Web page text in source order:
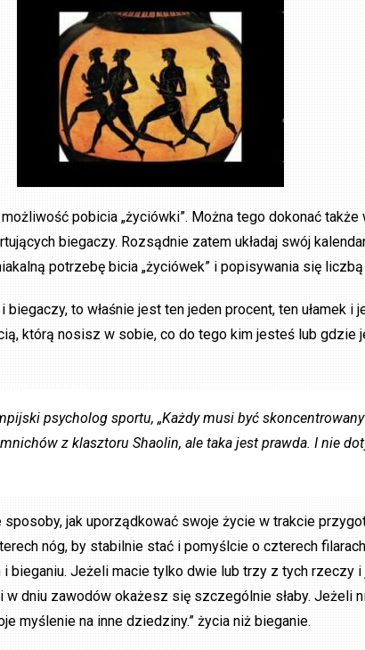
pobicia „życiówki”. Można tego dokonać
biegaczy. Rozsądnie zatem układaj swój
potrzebę bicia „życiówek” i popisywania się
to właśnie jest ten jeden procent, ten ułamek i
którą nosisz w sobie, co do tego kim jesteś lub gdzie
psycholog sportu, „Każdy musi być
z klasztoru Shaolin, ale taka jest prawda. I nie
jak uporządkować swoje życie w trakcie
nóg, by stabilnie stać i pomyślcie o czterech
i bieganiu. Jeżeli macie tylko dwie lub trzy z tych rzeczy
dniu zawodów okażesz się szczególnie słaby. Jeżeli
myślenie na inne dziedziny.” życia niż bieganie.